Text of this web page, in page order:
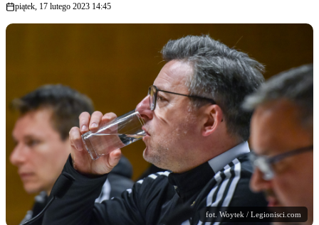
piątek, 17 lutego 2023 14:45
fot. Woytek / Legionisci.com